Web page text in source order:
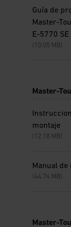
Guía de
Master-
E-5770
(10.05 MB)
Master-
montaje
(12.18 MB)
Manual
(44.74 MB)
Master-